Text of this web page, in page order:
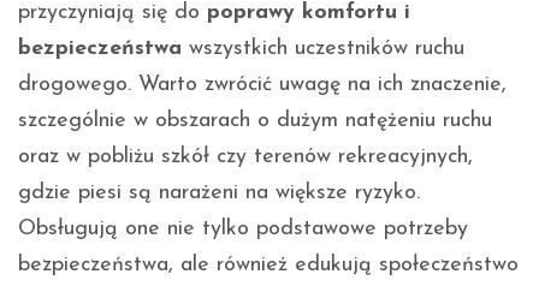
przyczyniają się do poprawy komfortu i
bezpieczeństwa wszystkich uczestników ruchu
drogowego. Warto zwrócić uwagę na ich znaczenie,
szczególnie w obszarach o dużym natężeniu ruchu
oraz w pobliżu szkół czy terenów rekreacyjnych,
gdzie piesi są narażeni na większe ryzyko.
Obsługują one nie tylko podstawowe potrzeby
bezpieczeństwa, ale również edukują społeczeństwo